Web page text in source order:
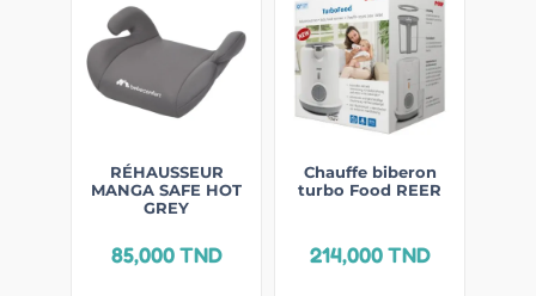
RÉHAUSSEUR
MANGA SAFE HOT
GREY
85,000TND
Chauffe biberon
turbo Food REER
214,000TND